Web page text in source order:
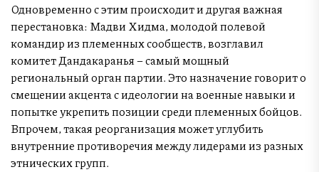
Одновременно с этим происходит и другая важная
перестановка: Мадви Хидма, молодой полевой
командир из племенных сообществ, возглавил
комитет Дандакаранья – самый мощный
региональный орган партии. Это назначение говорит о
смещении акцента с идеологии на военные навыки и
попытке укрепить позиции среди племенных бойцов.
Впрочем, такая реорганизация может углубить
внутренние противоречия между лидерами из разных
этнических групп.